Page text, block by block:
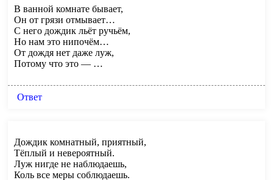
В ванной комнате бывает,
Он от грязи отмывает…
С него дождик льёт ручьём,
Но нам это нипочём…
От дождя нет даже луж,
Потому что это — …
Ответ
Дождик комнатный, приятный,
Тёплый и невероятный.
Луж нигде не наблюдаешь,
Коль все меры соблюдаешь.